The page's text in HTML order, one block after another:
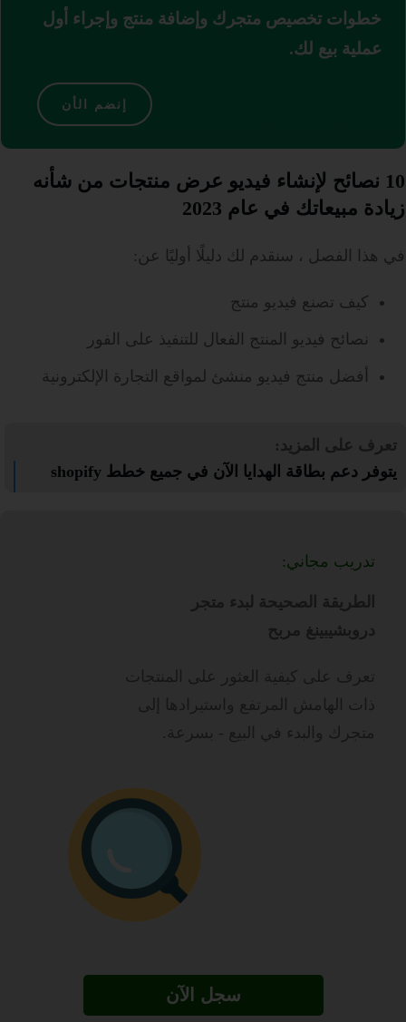
خطوات تخصيص متجرك وإضافة منتج وإجراء أول
عملية بيع لك.
إنضم الأن
10 نصائح لإنشاء فيديو عرض منتجات من شأنه
زيادة مبيعاتك في عام 2023
في هذا الفصل ، سنقدم لك دليلًا أوليًا عن:
كيف تصنع فيديو منتج
نصائح فيديو المنتج الفعال للتنفيذ على الفور
أفضل منتج فيديو منشئ لمواقع التجارة الإلكترونية
تعرف على المزيد:
يتوفر دعم بطاقة الهدايا الآن في جميع خطط shopify
تدريب مجاني:
الطريقة الصحيحة لبدء متجر
دروبشيبينغ مربح
تعرف على كيفية العثور على المنتجات
ذات الهامش المرتفع واستيرادها إلى
متجرك والبدء في البيع - بسرعة.
سجل الآن